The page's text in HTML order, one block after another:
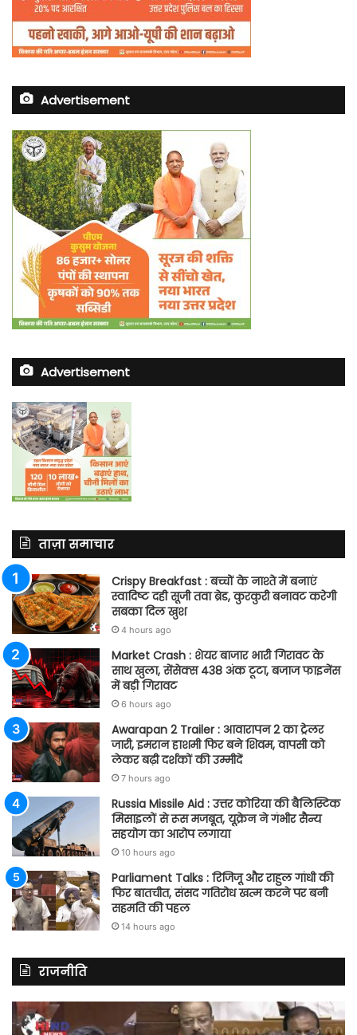
Advertisement
Advertisement
ताज़ा समाचार
Crispy Breakfast : बच्चों के नाश्ते में बनाएं
स्वादिष्ट दही सूजी तवा ब्रेड, कुरकुरी बनावट करेगी
सबका दिल खुश
4 hours ago
Market Crash : शेयर बाजार भारी गिरावट के
साथ खुला, सेंसेक्स 438 अंक टूटा, बजाज फाइनेंस
में बड़ी गिरावट
6 hours ago
Awarapan 2 Trailer : आवारापन 2 का ट्रेलर
जारी, इमरान हाशमी फिर बने शिवम, वापसी को
लेकर बढ़ी दर्शकों की उम्मीदें
7 hours ago
Russia Missile Aid : उत्तर कोरिया की बैलिस्टिक
मिसाइलों से रूस मजबूत, यूक्रेन ने गंभीर सैन्य
सहयोग का आरोप लगाया
10 hours ago
Parliament Talks : रिजिजू और राहुल गांधी की
फिर बातचीत, संसद गतिरोध खत्म करने पर बनी
सहमति की पहल
14 hours ago
राजनीति